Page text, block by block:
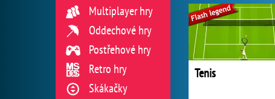
Tenis
Multiplayer hry
Oddechové hry
Postřehové hry
Retro hry
Skákačky